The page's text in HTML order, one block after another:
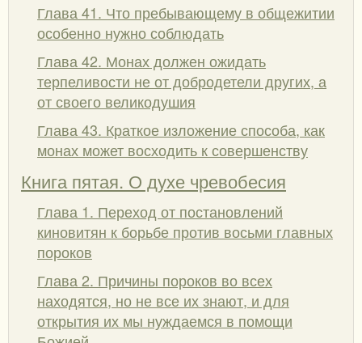
Глава 41. Что пребывающему в общежитии
особенно нужно соблюдать
Глава 42. Монах должен ожидать
терпеливости не от добродетели других, а
от своего великодушия
Глава 43. Краткое изложение способа, как
монах может восходить к совершенству
Книга пятая. О духе чревобесия
Глава 1. Переход от постановлений
киновитян к борьбе против восьми главных
пороков
Глава 2. Причины пороков во всех
находятся, но не все их знают, и для
открытия их мы нуждаемся в помощи